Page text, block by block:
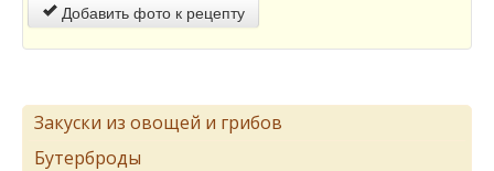
Добавить фото к рецепту
Закуски из овощей и грибов
Бутерброды